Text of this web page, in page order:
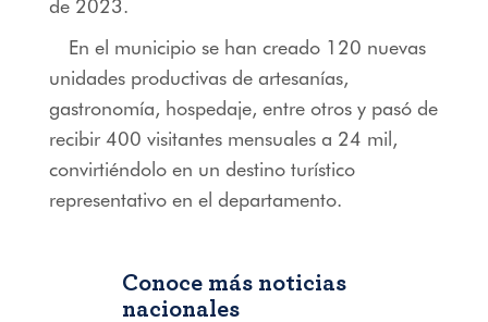
de 2023.
En el municipio se han creado 120 nuevas
unidades productivas de artesanías,
gastronomía, hospedaje, entre otros y pasó de
recibir 400 visitantes mensuales a 24 mil,
convirtiéndolo en un destino turístico
representativo en el departamento.
Conoce más noticias
nacionales